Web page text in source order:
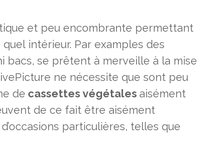
et peu encombrante permettant
intérieur. Par examples des
bacs, se prêtent à merveille à la mise
ne nécessite que sont peu
de cassettes végétales aisément
de ce fait être aisément
particulières, telles que